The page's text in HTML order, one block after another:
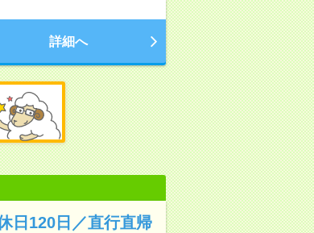
詳細へ
日120日／直行直帰